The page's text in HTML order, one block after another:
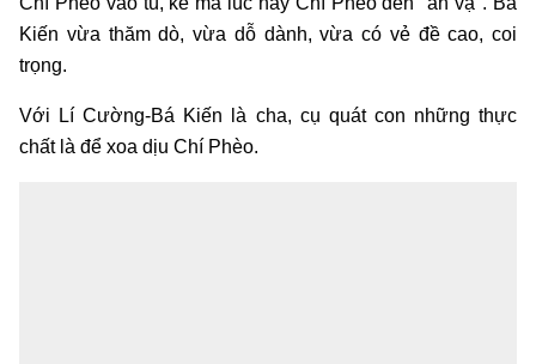
Kiến vừa thăm dò, vừa dỗ dành, vừa có vẻ đề cao, coi
trọng.
Với Lí Cường-Bá Kiến là cha, cụ quát con những thực
chất là để xoa dịu Chí Phèo.